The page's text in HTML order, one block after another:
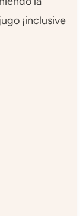
¡inclusive